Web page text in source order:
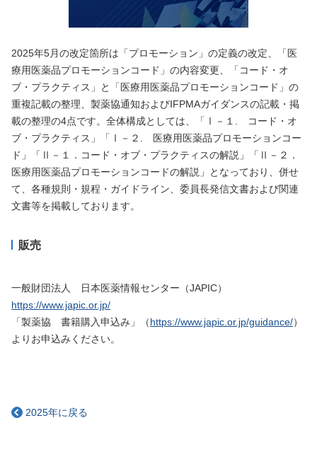
2025年5月の改定箇所は「プロモーション」の定義の改定、「医
療用医薬品プロモーションコード」の内容変更、「コード・オ
ブ・プラクティス」と「医療用医薬品プロモーションコード」の
重複記載の整理、製薬協通知およびIFPMAガイダンスの記載・掲
載の整理の4点です。全体構成としては、「Ⅰ－１. コード・オ
ブ・プラクティス」「Ⅰ－２. 医療用医薬品プロモーションコー
ド」「Ⅱ－１．コード・オブ・プラクティスの解説」「Ⅱ－２．
医療用医薬品プロモーションコードの解説」となっており、併せ
て、各種規則・規程・ガイドライン、委員長発信文書および関連
文書等を掲載しております。
販売
一般財団法人 日本医薬情報センター（JAPIC）
https://www.japic.or.jp/
「製薬協 書籍購入申込み」（https://www.japic.or.jp/guidance/）
よりお申込みください。
2025年に戻る